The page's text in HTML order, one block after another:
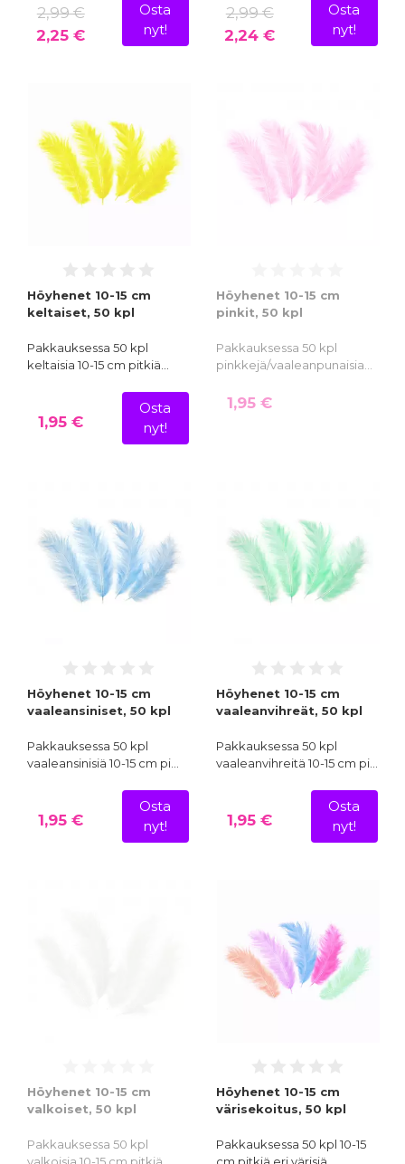
2,99 €
2,25 €
Osta
nyt!
2,99 €
2,24 €
Osta
nyt!
Höyhenet 10-15 cm
keltaiset, 50 kpl
Pakkauksessa 50 kpl
keltaisia 10-15 cm pitkiä…
1,95 €
Osta
nyt!
Höyhenet 10-15 cm
pinkit, 50 kpl
Pakkauksessa 50 kpl
pinkkejä/vaaleanpunaisia…
1,95 €
Höyhenet 10-15 cm
vaaleansiniset, 50 kpl
Pakkauksessa 50 kpl
vaaleansinisiä 10-15 cm pi…
1,95 €
Osta
nyt!
Höyhenet 10-15 cm
vaaleanvihreät, 50 kpl
Pakkauksessa 50 kpl
vaaleanvihreitä 10-15 cm pi…
1,95 €
Osta
nyt!
Höyhenet 10-15 cm
valkoiset, 50 kpl
Pakkauksessa 50 kpl
valkoisia 10-15 cm pitkiä…
Höyhenet 10-15 cm
värisekoitus, 50 kpl
Pakkauksessa 50 kpl 10-15
cm pitkiä eri värisiä…